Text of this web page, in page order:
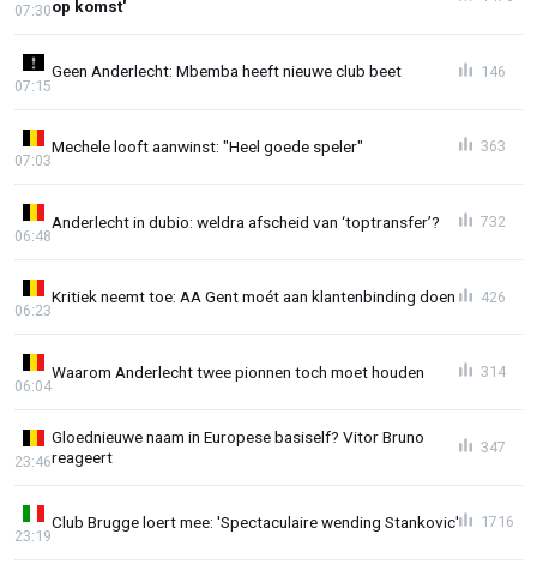
op komst'
07:30
Geen Anderlecht: Mbemba heeft nieuwe club beet
07:15
146
Mechele looft aanwinst: "Heel goede speler"
07:03
363
Anderlecht in dubio: weldra afscheid van ‘toptransfer’?
06:48
732
Kritiek neemt toe: AA Gent moét aan klantenbinding doen
06:23
426
Waarom Anderlecht twee pionnen toch moet houden
06:04
314
Gloednieuwe naam in Europese basiself? Vitor Bruno
reageert
23:46
347
Club Brugge loert mee: 'Spectaculaire wending Stankovic'
23:19
1716